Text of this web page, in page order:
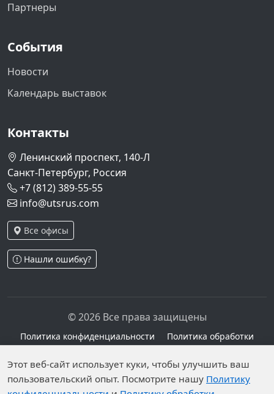
Партнеры
События
Новости
Календарь выставок
Контакты
Ленинский проспект, 140-Л
Санкт-Петербург, Россия
+7 (812) 389-55-55
info@utsrus.com
Все офисы
Нашли ошибку?
© 2026 Все права защищены
Политика конфиденциальности
Политика обработки
Персональные данные опубликованы на сайте при
наличии правовых оснований в соответствии с ч.1
Этот веб-сайт использует куки, чтобы улучшить ваш
пользовательский опыт. Посмотрите нашу Политику